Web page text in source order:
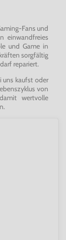
Fans und
einwandfreies
und Game in
sorgfältig
repariert.
uns kaufst oder
von
wertvolle